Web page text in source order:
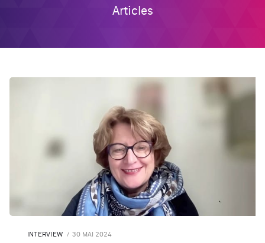
Articles
INTERVIEW 30 MAI 2024